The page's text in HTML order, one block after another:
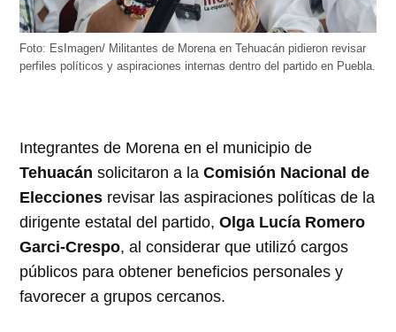
Foto: EsImagen/ Militantes de Morena en Tehuacán pidieron revisar
perfiles políticos y aspiraciones internas dentro del partido en Puebla.
Integrantes de Morena en el municipio de
Tehuacán solicitaron a laComisión Nacional de
Elecciones revisar las aspiraciones políticas de la
dirigente estatal del partido,Olga Lucía Romero
Garci-Crespo, al considerar que utilizó cargos
públicos para obtener beneficios personales y
favorecer a grupos cercanos.